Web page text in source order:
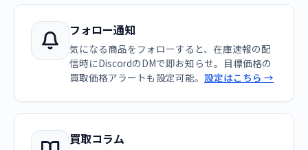
フォロー通知
気になる商品をフォローすると、在庫速報の配
信時にDiscordのDMで即お知らせ。目標価格の
買取価格アラートも設定可能。 設定はこちら →
買取コラム